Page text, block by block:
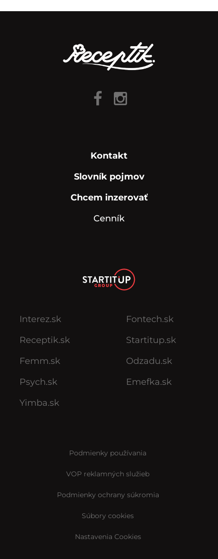
Kontakt
Slovník pojmov
Chcem inzerovať
Cenník
Interez.sk
Receptik.sk
Femm.sk
Psych.sk
Yimba.sk
Fontech.sk
Startitup.sk
Odzadu.sk
Emefka.sk
Podmienky používania
VOP reklamných služieb
Podmienky ochrany súkromia
Súbory cookies
Nastavenia Cookies